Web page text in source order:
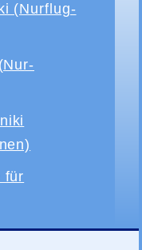
(Nurflug-
für